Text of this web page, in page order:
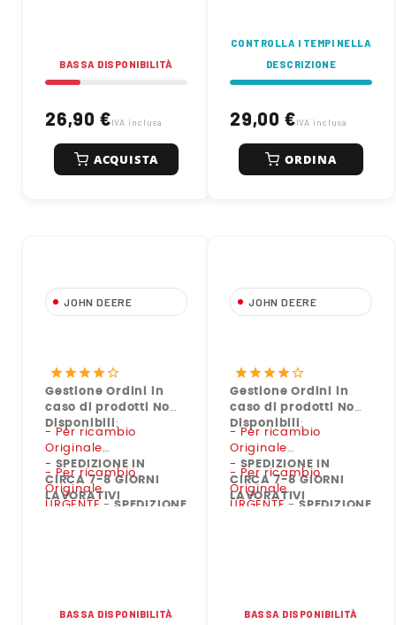
BASSA DISPONIBILITÀ
26,90 €IVA inclusa
ACQUISTA
CONTROLLA I TEMPI NELLA
DESCRIZIONE
29,00 €IVA inclusa
ORDINA
JOHN DEERE
John Deere
starstarstarstarstar_border
Gestione Ordini in
caso di prodotti Non
Disponibili :
- Per ricambio
Originale
- SPEDIZIONE IN
CIRCA 7-8 GIORNI
LAVORATIVI
- Per ricambio
Originale
URGENTE - SPEDIZIONE
BASSA DISPONIBILITÀ
JOHN DEERE
Deere
starstarstarstarstar_border
Gestione Ordini in
caso di prodotti Non
Disponibili :
- Per ricambio
Originale
- SPEDIZIONE IN
CIRCA 7-8 GIORNI
LAVORATIVI
- Per ricambio
Originale
URGENTE - SPEDIZIONE
BASSA DISPONIBILITÀ